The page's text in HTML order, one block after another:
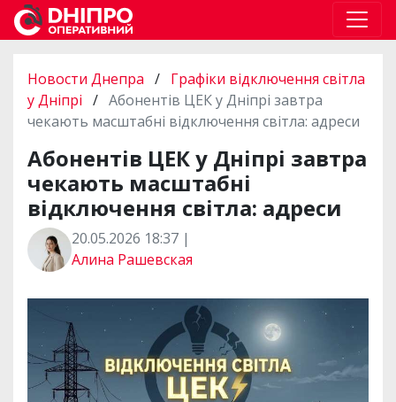
Новости Днепра / Графіки відключення світла
у Дніпрі / Абонентів ЦЕК у Дніпрі завтра
чекають масштабні відключення світла: адреси
Абонентів ЦЕК у Дніпрі завтра
чекають масштабні
відключення світла: адреси
20.05.2026 18:37 |
Алина Рашевская